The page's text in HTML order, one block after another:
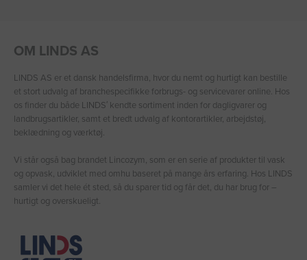
OM LINDS AS
LINDS AS er et dansk handelsfirma, hvor du nemt og hurtigt kan bestille
et stort udvalg af branchespecifikke forbrugs- og servicevarer online. Hos
os finder du både LINDS′ kendte sortiment inden for dagligvarer og
landbrugsartikler, samt et bredt udvalg af kontorartikler, arbejdstøj,
beklædning og værktøj.
Vi står også bag brandet Lincozym, som er en serie af produkter til vask
og opvask, udviklet med omhu baseret på mange års erfaring. Hos LINDS
samler vi det hele ét sted, så du sparer tid og får det, du har brug for –
hurtigt og overskueligt.